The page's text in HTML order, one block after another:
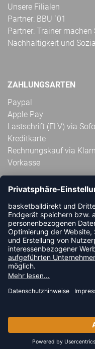
Unsere Filialen
Partner: BBU ´01
Partner: Trainer machen
Nachhaltigkeit und
ZAHLUNGSARTEN
Paypal
Apple Pay
Lastschrift (ELV) via
Kreditkarte
Rechnungskauf via
Vorkasse
ABONNIERE JETZT DEN
HANDBALLDIREKT-
NEUIGKEIT ODER